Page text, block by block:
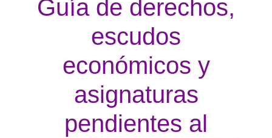
Guía de derechos,
escudos
económicos y
asignaturas
pendientes al